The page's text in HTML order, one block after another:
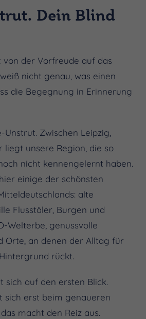
Dein Blind
von der Vorfreude auf das
nicht genau, was einen
die Begegnung in Erinnerung
Unstrut. Zwischen Leipzig,
liegt unsere Region, die so
nicht kennengelernt haben.
einige der schönsten
alte
Flusstäler, Burgen und
Welterbe, genussvolle
Orte, an denen der Alltag für
rückt.
sich auf den ersten Blick.
sich erst beim genaueren
macht den Reiz aus.